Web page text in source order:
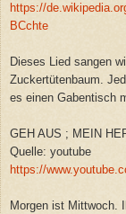
https://
BCchte
Dieses Lied sangen
Zuckertütenbaum.
es einen Gabentisch
GEH AUS ; MEIN
Quelle: youtube
https://
Morgen ist Mittwoch.